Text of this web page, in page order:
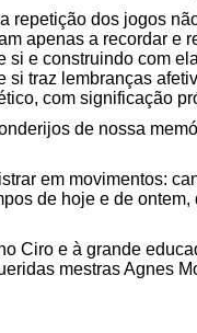
repetição dos jogos
apenas a recordar e
si e construindo com
si traz lembranças
com significação
de nossa
em movimentos:
de hoje e de
Ciro e à grande
mestras Agnes